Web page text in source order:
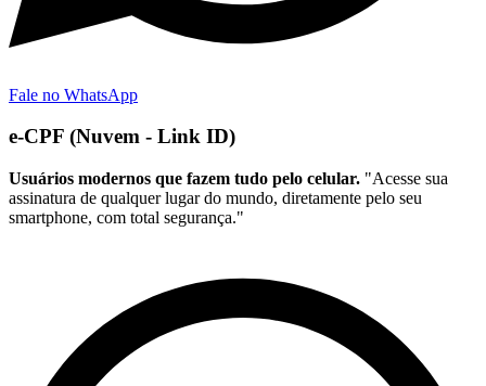
Fale no WhatsApp
e-CPF (Nuvem - Link ID)
Usuários modernos que fazem tudo pelo celular. "Acesse sua
assinatura de qualquer lugar do mundo, diretamente pelo seu
smartphone, com total segurança."